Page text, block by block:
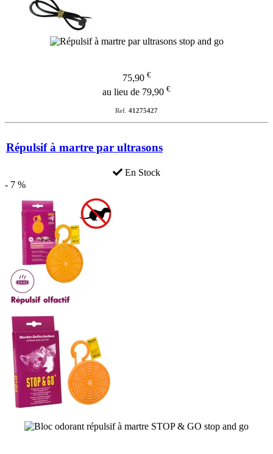
75,90 €
au lieu de 79,90 €
Ref. 41275427
Répulsif à martre par ultrasons
En Stock
- 7 %